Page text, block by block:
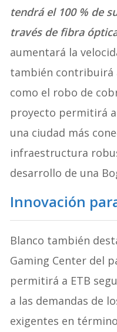
tendrá el 100 % de
través de fibra
aumentará la
también contribuirá
como el robo de
proyecto permitirá
una ciudad más
infraestructura
desarrollo de una
Innovación
Blanco también
Gaming Center del
permitirá a ETB
a las demandas de
exigentes en